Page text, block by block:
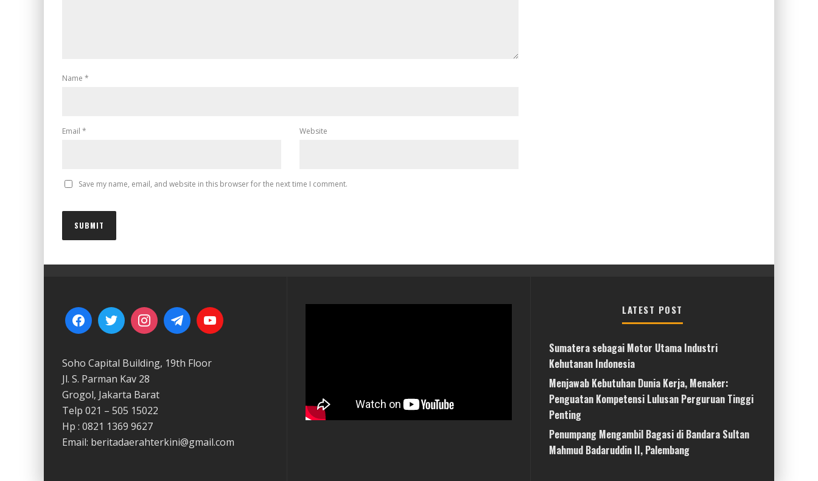
Name *
Email * Website
Save my name, email, and website in this browser for the next time I comment.
Soho Capital Building, 19th Floor
Jl. S. Parman Kav 28
Grogol, Jakarta Barat
Telp 021 – 505 15022
Hp : 0821 1369 9627
Email: beritadaerahterkini@gmail.com
LATEST POST
Sumatera sebagai Motor Utama Industri
Kehutanan Indonesia
Menjawab Kebutuhan Dunia Kerja, Menaker:
Penguatan Kompetensi Lulusan Perguruan Tinggi
Penting
Penumpang Mengambil Bagasi di Bandara Sultan
Mahmud Badaruddin II, Palembang